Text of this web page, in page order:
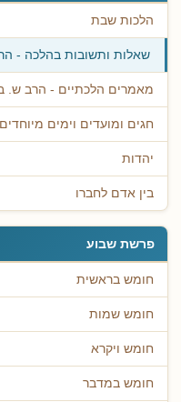
הלכות שבת
שאלות ותשובות בהלכה -
מאמרים הלכתיים - הרב ש.
חגים ומועדים וימים מיוחדים
יהדות
בין אדם לחברו
פרשת שבוע
חומש בראשית
חומש שמות
חומש ויקרא
חומש במדבר